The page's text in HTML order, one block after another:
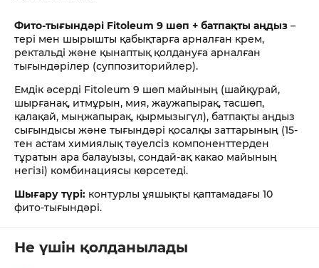
Фито-тығындәрi Fitoleum 9 шөп + батпақты аңдыз –
тері мен шырышты қабықтарға арналған крем,
ректальді және қынаптық қолдануға арналған
тығындәрілер (суппозиторийлер).
Емдік әсерді Fitoleum 9 шөп майының (шайқурай,
шырғанақ, итмұрын, мия, жаужапырақ, тасшөп,
қалақай, мыңжапырақ, қырмызыгүл), батпақты аңдыз
сығындысы және тығындәрі қосалқы заттарының (15-
тен астам химиялық тәуелсіз компоненттерден
тұратын ара балауызы, сондай-ақ какао майының
негізі) комбинациясы көрсетеді.
Шығару түрі: контурлы ұяшықты қаптамадағы 10
фито-тығындәрі.
Не үшін қолданылады